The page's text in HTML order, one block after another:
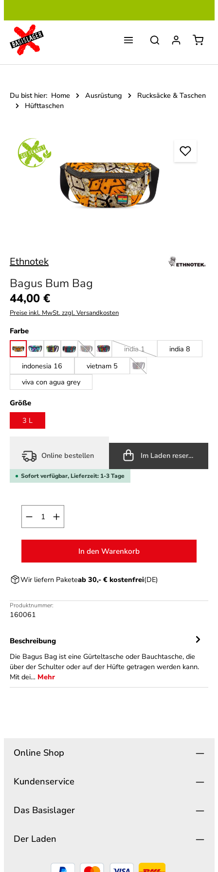
Du bist hier: Home Ausrüstung
Rucksäcke & Taschen
Hüfttaschen
Ethnotek
Bagus Bum Bag
Regulärer Preis:
44,00 €
Preise inkl. MwSt. zzgl. Versandkosten
Farbeauswählen
ghana 22ghana 25guatemala 1
guatemala 11
guatemala 13
(Diese Option ist zurzeit nicht verfügbar.)
guatemala 14
india 1
(Diese Option ist zurzeit nicht
india 8
indonesia 16
vietnam 5
vietnam 6
(Diese Option ist zurzeit
viva con agua grey
Größeauswählen
3 L
Online bestellen Im Laden reservieren
Sofort verfügbar, Lieferzeit: 1-3 Tage
Produkt Anzahl: Gib den gewünschten Wert
In den Warenkorb
Wir liefern Paketeab 30,- € kostenfrei(DE)
Produktnummer:
160061
Beschreibung
Die Bagus Bag ist eine Gürteltasche oder Bauchtasche, die
über der Schulter oder auf der Hüfte getragen werden kann.
Mit dei… Mehr
Online Shop
Kundenservice
Das Basislager
Der Laden